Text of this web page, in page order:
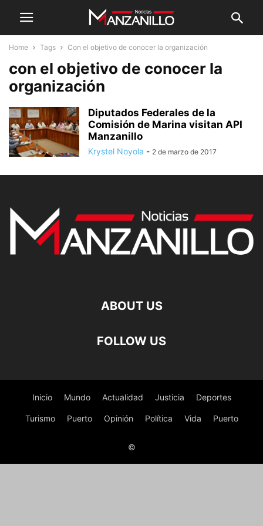
Home Tags Con el objetivo de conocer la organización
con el objetivo de conocer la
organización
Diputados Federales de la
Comisión de Marina visitan API
Manzanillo
Krystel Noyola - 2 de marzo de 2017
ABOUT US
FOLLOW US
Inicio Mundo Actualidad Justicia Deportes
Turismo Puerto Opinión Política Vida Puerto
©